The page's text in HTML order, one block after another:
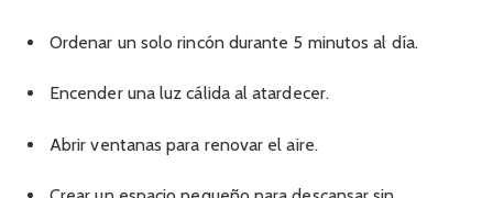
Ordenar un solo rincón durante 5 minutos al día.
Encender una luz cálida al atardecer.
Abrir ventanas para renovar el aire.